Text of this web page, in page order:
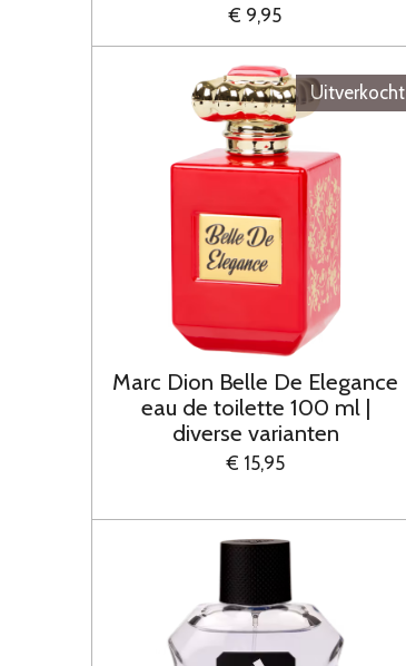
€ 9,95
Uitverkocht
Marc Dion Belle De Elegance
eau de toilette 100 ml |
diverse varianten
€ 15,95